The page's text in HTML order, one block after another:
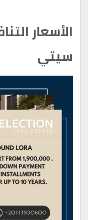
الأسعار
سيتي